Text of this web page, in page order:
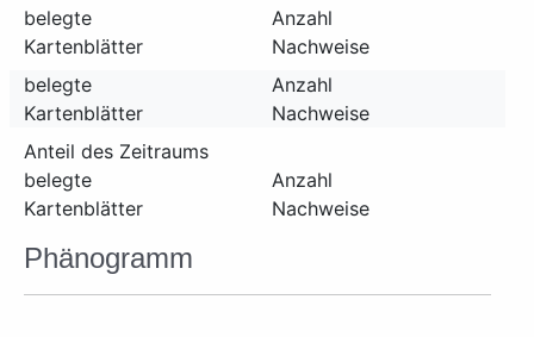
belegte
Kartenblätter
Anzahl
Nachweise
belegte
Kartenblätter
Anzahl
Nachweise
Anteil des Zeitraums
belegte
Kartenblätter
Anzahl
Nachweise
Phänogramm